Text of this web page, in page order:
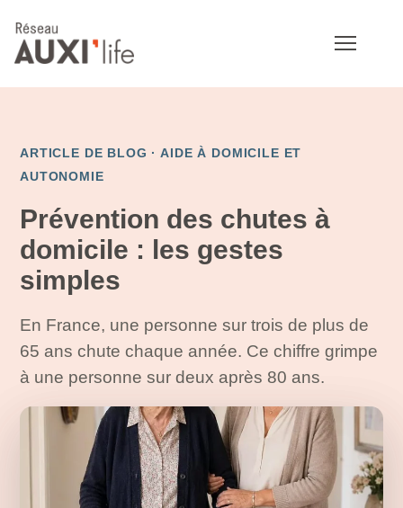
ARTICLE DE BLOG ·AIDE À DOMICILE ET
AUTONOMIE
Prévention des chutes à
domicile : les gestes
simples
En France, une personne sur trois de plus de
65 ans chute chaque année. Ce chiffre grimpe
à une personne sur deux après 80 ans.